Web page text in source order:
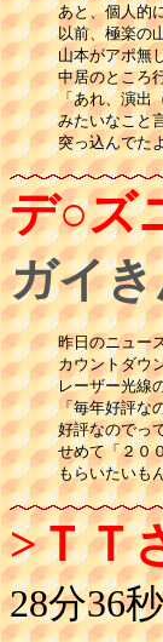
あと、個人的
以前、極楽の
山本がアポ無
中居のところ
「あれ、演出
みたいなこと
突っ込んでた
デ○ズ
ガイ
昨日のニュー
カウントダウ
レーザー光線
「毎年好評な
好評なのでっ
せめて「２０
もらいたいも
>ＴＴ
28分36秒